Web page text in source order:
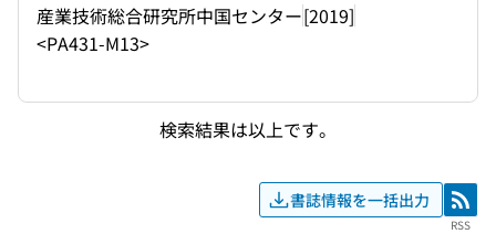
産業技術総合研究所中国センター[2019]
<PA431-M13>
検索結果は以上です。
書誌情報を一括出力 RSS
RSS